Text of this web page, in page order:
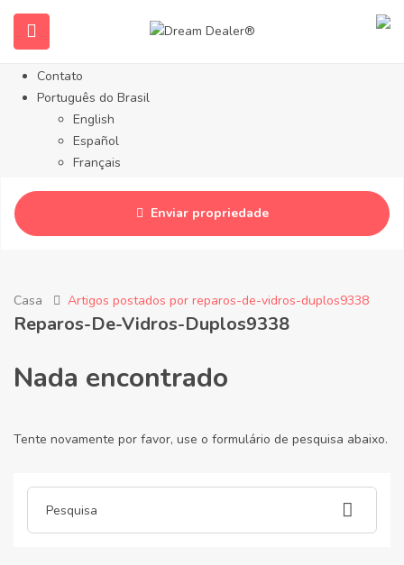
Sobre nós
Serviços
Contato
Português do Brasil
English
Español
Français
Enviar propriedade
Casa Artigos postados por reparos-de-vidros-duplos9338
Reparos-De-Vidros-Duplos9338
Nada encontrado
Tente novamente por favor, use o formulário de pesquisa abaixo.